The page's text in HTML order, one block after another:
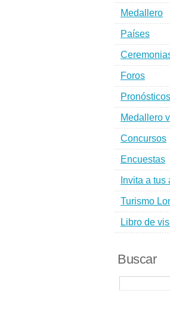
Medallero
Países
Foros
Pronósticos
Medallero
Concursos
Encuestas
Invita a tus
Turismo
Libro de
Buscar